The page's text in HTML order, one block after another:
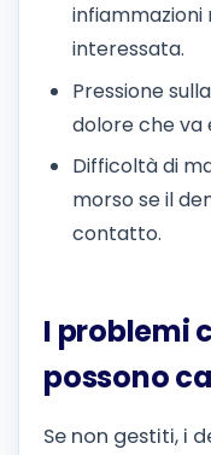
infiammazioni
interessata.
Pressione
dolore che va
Difficoltà di
morso se il
contatto.
I problemi
possono
Se non gestiti, i